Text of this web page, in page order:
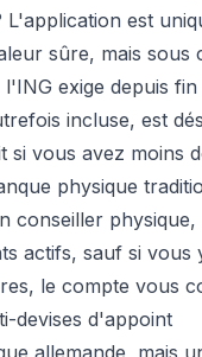
est
sûre, mais sous
exige depuis
incluse, est
si vous avez moins
physique
conseiller
actifs, sauf si
le compte vous
devises d'appoint